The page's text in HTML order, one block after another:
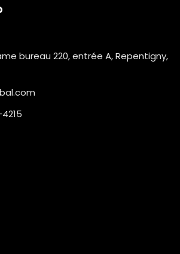
bureau 220, entrée A, Repentigny,